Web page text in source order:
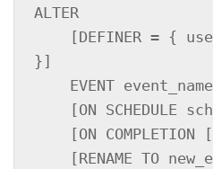
ALTER
}]